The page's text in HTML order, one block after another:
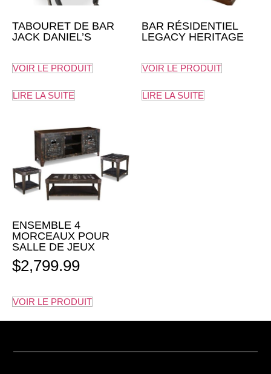
TABOURET DE BAR
JACK DANIEL’S
VOIR LE PRODUIT
LIRE LA SUITE
BAR RÉSIDENTIEL
LEGACY HERITAGE
VOIR LE PRODUIT
LIRE LA SUITE
ENSEMBLE 4
MORCEAUX POUR
SALLE DE JEUX
$2,799.99
VOIR LE PRODUIT